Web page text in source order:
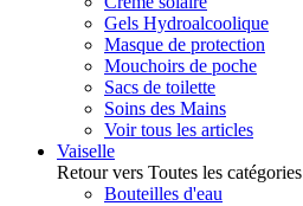
Gels Hydroalcoolique
Masque de protection
Mouchoirs de poche
Sacs de toilette
Soins des Mains
Voir tous les articles
Vaiselle
Retour vers Toutes les catégories
Bouteilles d'eau